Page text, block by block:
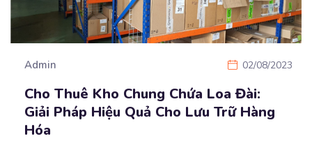
Admin 02/08/2023
Cho Thuê Kho Chung Chứa Loa Đài:
Giải Pháp Hiệu Quả Cho Lưu Trữ Hàng
Hóa